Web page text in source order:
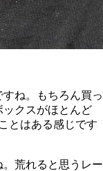
ね。もちろん買っ
ックスがほとんど
とはある感じです
荒れると思うレー